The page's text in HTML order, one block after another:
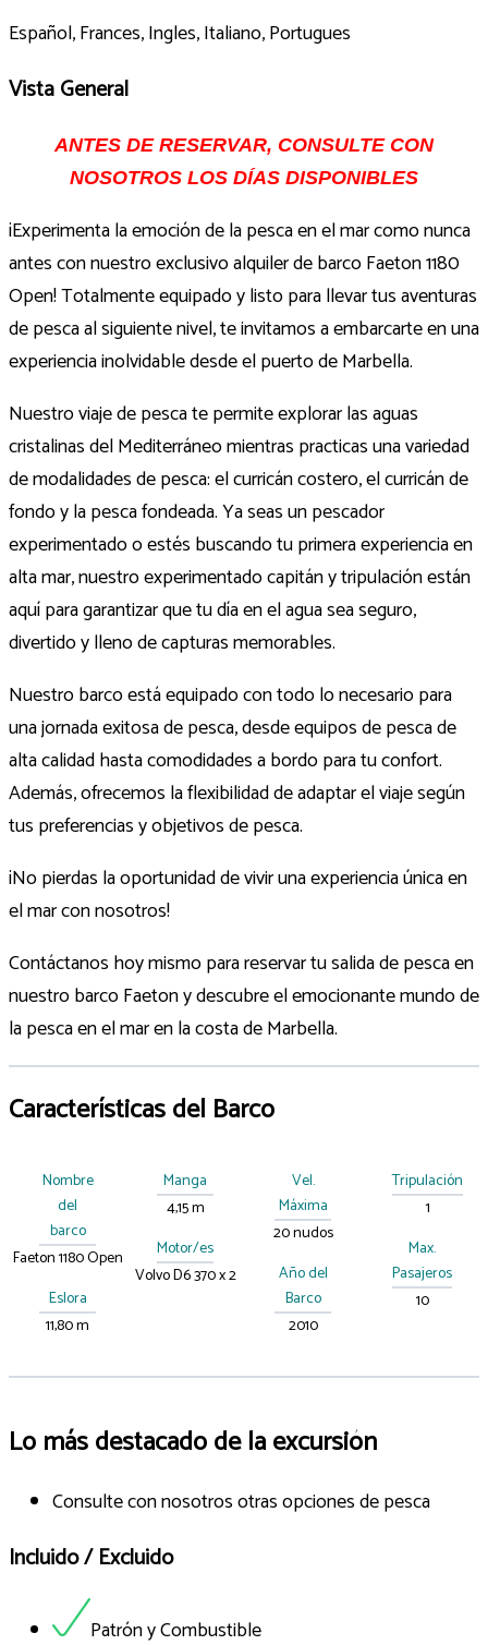
Español, Frances, Ingles, Italiano, Portugues
Vista General
ANTES DE RESERVAR, CONSULTE CON
NOSOTROS LOS DÍAS DISPONIBLES
¡Experimenta la emoción de la pesca en el mar como nunca
antes con nuestro exclusivo alquiler de barco Faeton 1180
Open! Totalmente equipado y listo para llevar tus aventuras
de pesca al siguiente nivel, te invitamos a embarcarte en una
experiencia inolvidable desde el puerto de Marbella.
Nuestro viaje de pesca te permite explorar las aguas
cristalinas del Mediterráneo mientras practicas una variedad
de modalidades de pesca: el curricán costero, el curricán de
fondo y la pesca fondeada. Ya seas un pescador
experimentado o estés buscando tu primera experiencia en
alta mar, nuestro experimentado capitán y tripulación están
aquí para garantizar que tu día en el agua sea seguro,
divertido y lleno de capturas memorables.
Nuestro barco está equipado con todo lo necesario para
una jornada exitosa de pesca, desde equipos de pesca de
alta calidad hasta comodidades a bordo para tu confort.
Además, ofrecemos la flexibilidad de adaptar el viaje según
tus preferencias y objetivos de pesca.
¡No pierdas la oportunidad de vivir una experiencia única en
el mar con nosotros!
Contáctanos hoy mismo para reservar tu salida de pesca en
nuestro barco Faeton y descubre el emocionante mundo de
la pesca en el mar en la costa de Marbella.
Características del Barco
Nombre
del
barco
Faeton 1180 Open
Eslora
11,80 m
Manga
4,15 m
Motor/es
Volvo D6 370 x 2
Vel.
Máxima
20 nudos
Año del
Barco
2010
Tripulación
1
Max.
Pasajeros
10
Lo más destacado de la excursión
Consulte con nosotros otras opciones de pesca
Incluido / Excluido
Patrón y Combustible